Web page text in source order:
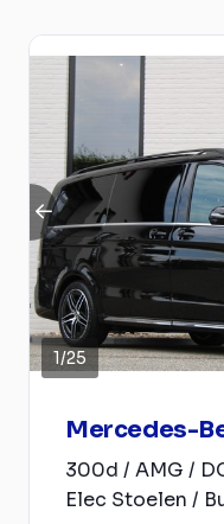
1/25
Mercedes-
300d / AMG /
Elec Stoelen /